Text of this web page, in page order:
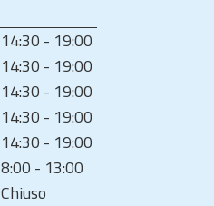
14:30 - 19:00
14:30 - 19:00
14:30 - 19:00
14:30 - 19:00
14:30 - 19:00
8:00 - 13:00
Chiuso